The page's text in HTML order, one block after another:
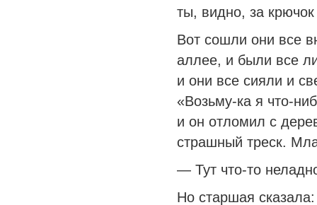
ты, видно, за
Вот сошли они все
аллее, и были все
и они все сияли и
«Возьму-ка я что-
и он отломил с
страшный треск.
— Тут что-то
Но старшая сказала: